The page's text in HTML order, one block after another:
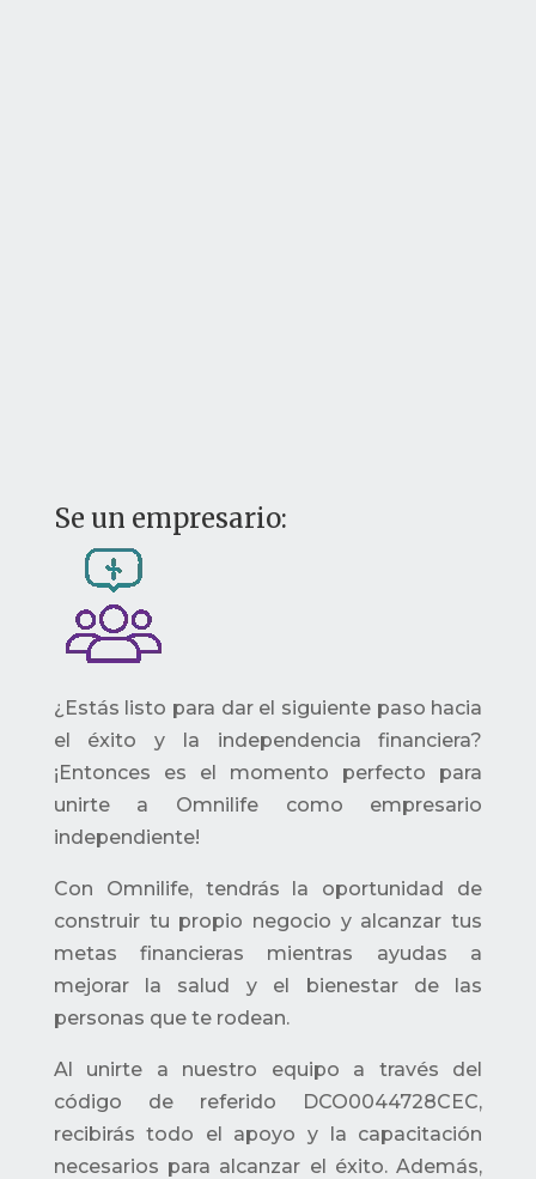
Se un empresario:
¿Estás listo para dar el siguiente paso hacia
el éxito y la independencia financiera?
¡Entonces es el momento perfecto para
unirte a Omnilife como empresario
independiente!
Con Omnilife, tendrás la oportunidad de
construir tu propio negocio y alcanzar tus
metas financieras mientras ayudas a
mejorar la salud y el bienestar de las
personas que te rodean.
Al unirte a nuestro equipo a través del
código de referido DCO0044728CEC,
recibirás todo el apoyo y la capacitación
necesarios para alcanzar el éxito. Además,